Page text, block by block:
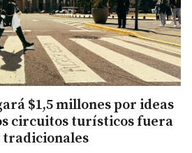
$1,5 millones por ideas
circuitos turísticos fuera
tradicionales